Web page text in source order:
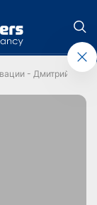
- Дмитрий